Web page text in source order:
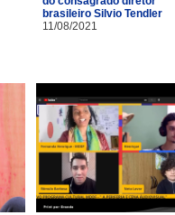
brasileiro Silvio Tendler
11/08/2021